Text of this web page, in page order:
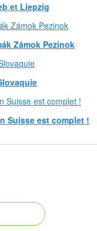
et Liepzig
Zámok Pezinok
Suisse est complet !